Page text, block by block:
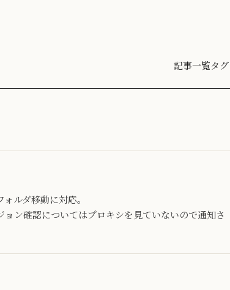
記事一覧タグ
ルダ移動に対応。
確認についてはプロキシを見ていないので通知さ